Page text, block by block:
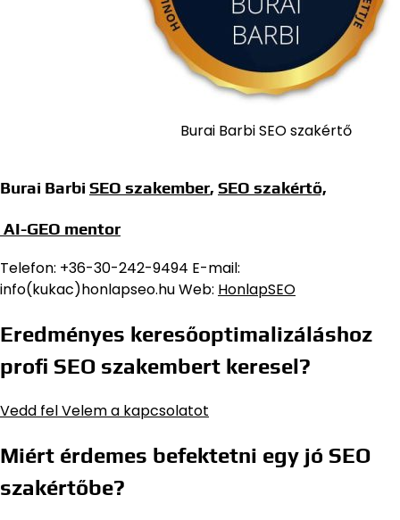
Burai Barbi SEO szakértő
Burai Barbi SEO szakember, SEO szakértő,
AI-GEO mentor
Telefon: +36-30-242-9494 E-mail:
info(kukac)honlapseo.hu Web: HonlapSEO
Eredményes keresőoptimalizáláshoz
profi SEO szakembert keresel?
Vedd fel Velem a kapcsolatot
Miért érdemes befektetni egy jó SEO
szakértőbe?